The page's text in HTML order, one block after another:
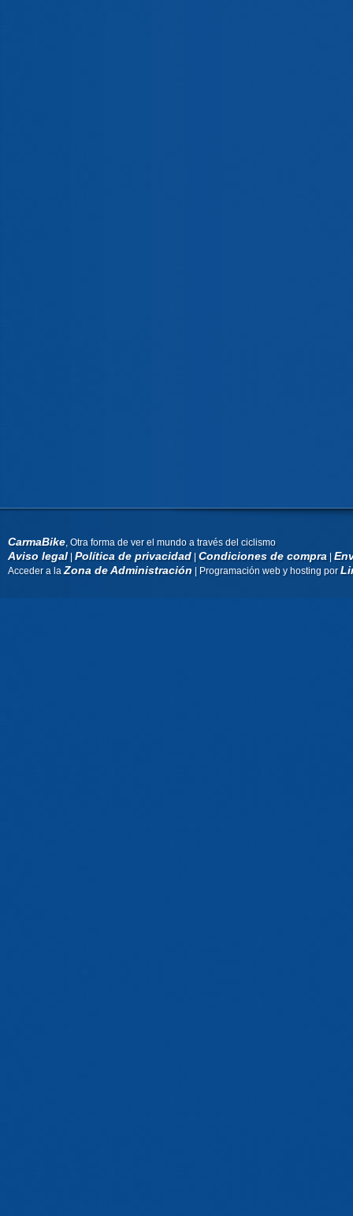
CarmaBike, Otra forma de ver el mundo a través del ciclismo
Aviso legal|Política de privacidad|Condiciones de compra|
Acceder a laZona de Administración| Programación web y hosting por